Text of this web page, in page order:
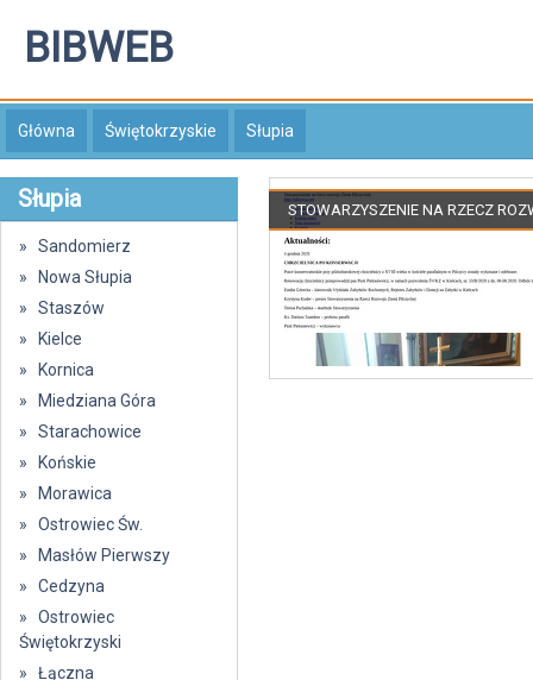
BIBWEB
Główna Świętokrzyskie Słupia
Słupia
» Sandomierz
» Nowa Słupia
» Staszów
» Kielce
» Kornica
» Miedziana Góra
» Starachowice
» Końskie
» Morawica
» Ostrowiec Św.
» Masłów Pierwszy
» Cedzyna
» Ostrowiec
Świętokrzyski
» Łączna
STOWARZYSZENIE NA RZECZ